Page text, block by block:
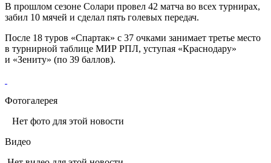
В прошлом сезоне Солари провел 42 матча во всех турнирах,
забил 10 мячей и сделал пять голевых передач.
После 18 туров «Спартак» с 37 очками занимает третье место
в турнирной таблице МИР РПЛ, уступая «Краснодару»
и «Зениту» (по 39 баллов).
Фотогалерея
Нет фото для этой новости
Видео